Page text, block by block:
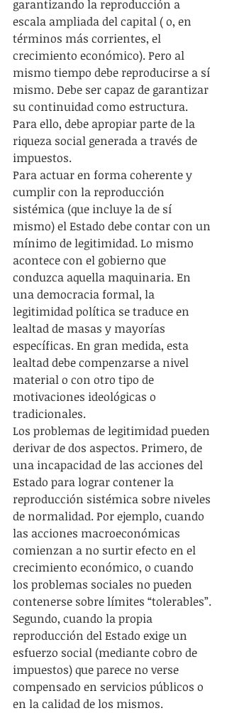
garantizando la reproducción a
escala ampliada del capital ( o, en
términos más corrientes, el
crecimiento económico). Pero al
mismo tiempo debe reproducirse a sí
mismo. Debe ser capaz de garantizar
su continuidad como estructura.
Para ello, debe apropiar parte de la
riqueza social generada a través de
impuestos.
Para actuar en forma coherente y
cumplir con la reproducción
sistémica (que incluye la de sí
mismo) el Estado debe contar con un
mínimo de legitimidad. Lo mismo
acontece con el gobierno que
conduzca aquella maquinaria. En
una democracia formal, la
legitimidad política se traduce en
lealtad de masas y mayorías
específicas. En gran medida, esta
lealtad debe compenzarse a nivel
material o con otro tipo de
motivaciones ideológicas o
tradicionales.
Los problemas de legitimidad pueden
derivar de dos aspectos. Primero, de
una incapacidad de las acciones del
Estado para lograr contener la
reproducción sistémica sobre niveles
de normalidad. Por ejemplo, cuando
las acciones macroeconómicas
comienzan a no surtir efecto en el
crecimiento económico, o cuando
los problemas sociales no pueden
contenerse sobre límites “tolerables”.
Segundo, cuando la propia
reproducción del Estado exige un
esfuerzo social (mediante cobro de
impuestos) que parece no verse
compensado en servicios públicos o
en la calidad de los mismos.